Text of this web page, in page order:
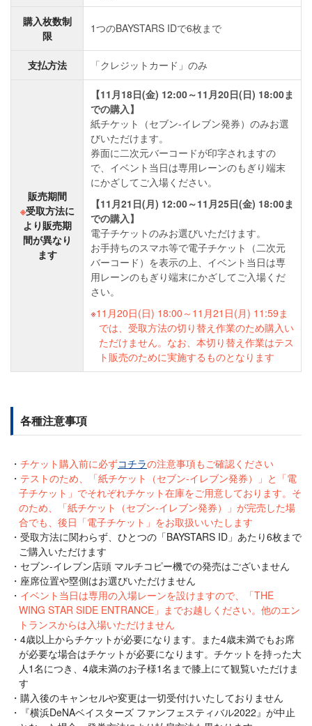
購入枚数制
限
1つのBAYSTARS IDで6枚まで
支払方法 「クレジットカード」のみ
販売期間
※受取方法に
より販売期
間が異なり
ます
【11月18日(金) 12:00～11月20日(日) 18:00ま
での購入】
紙チケット（セブン-イレブン発券）のみお選
びいただけます。
券面に二次元バーコードが印字されますの
で、イベント当日は専用レーンのもぎり端末
にかざしてご入場ください。
【11月21日(月) 12:00～11月25日(金) 18:00ま
での購入】
電子チケットのみお選びいただけます。
お手持ちのスマホ等で電子チケット（二次元
バーコード）を表示の上、イベント当日は専
用レーンのもぎり端末にかざしてご入場くだ
さい。
11月20日(日) 18:00～11月21日(月) 11:59ま
では、受取方法の切り替え作業のため購入い
ただけません。なお、本切り替え作業はテス
ト販売のために実施するものとなります
各種注意事項
チケット購入前に必ずコチラの注意事項もご確認ください
テストのため、「紙チケット（セブン-イレブン発券）」と「電
子チケット」でそれぞれチケット在庫をご用意しております。そ
のため、「紙チケット（セブン-イレブン発券）」が完売した場
合でも、後日「電子チケット」をお取扱いいたします
受取方法に関わらず、ひとつの「BAYSTARS ID」あたり6枚まで
ご購入いただけます
セブン-イレブン店頭 マルチコピー機での発売はございません
座席位置や塁側はお選びいただけません
イベント当日は専用の入場レーンを設けますので、「THE
WING STAR SIDE ENTRANCE」までお越しください。他のエン
トランスからは入場いただけません
4歳以上からチケットが必要になります。また4歳未満でもお席
が必要な場合はチケットが必要になります。チケットを持った大
人1名につき、4歳未満のお子様1名まで膝上にて観覧いただけま
す
購入後のキャンセルや変更は一切受付けいたしておりません
『横浜DeNAベイスターズ ファンフェスティバル2022』が中止